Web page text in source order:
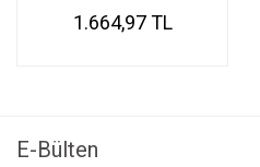
1.664,97 TL
E-Bülten